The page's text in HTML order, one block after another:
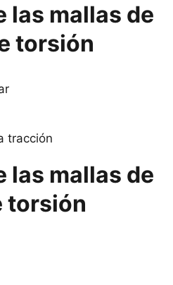
las mallas de
torsión
tracción
las mallas de
torsión